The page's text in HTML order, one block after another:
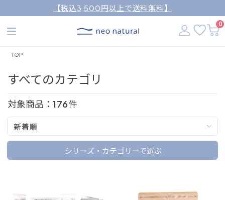
【税込3,500円以上で送料無料】
0
TOP
すべてのカテゴリ
対象商品： 176件
新着順
シリーズ・カテゴリーで選ぶ